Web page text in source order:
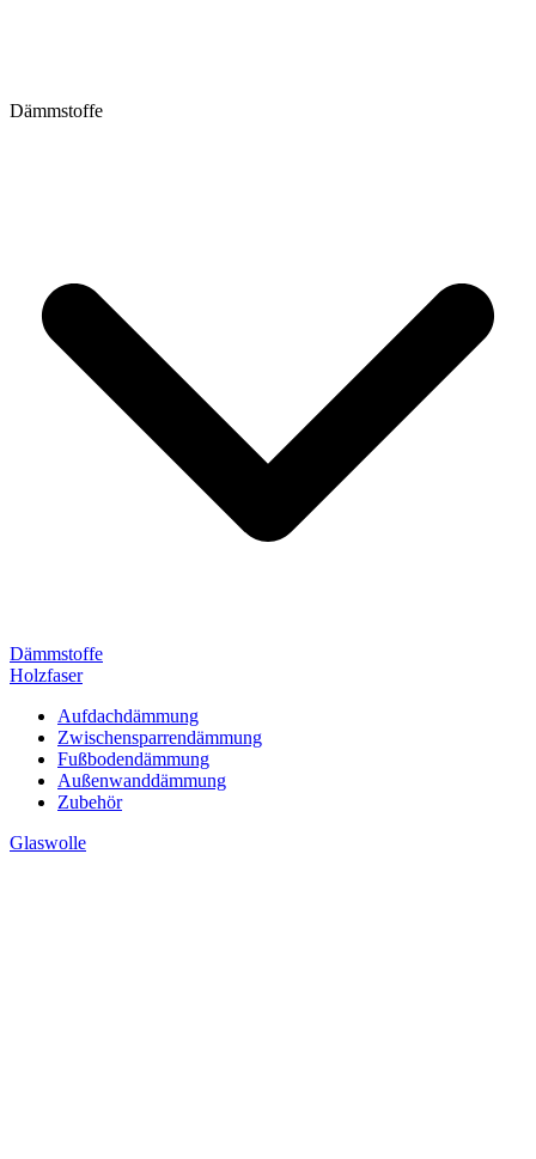
Dämmstoffe
Dämmstoffe
Holzfaser
Aufdachdämmung
Zwischensparrendämmung
Fußbodendämmung
Außenwanddämmung
Zubehör
Glaswolle